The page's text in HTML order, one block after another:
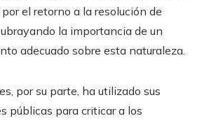
el retorno a la resolución de
la importancia de un
adecuado sobre esta naturaleza.
por su parte, ha utilizado sus
públicas para criticar a los